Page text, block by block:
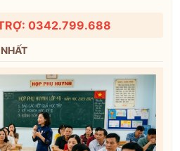
0342.799.688